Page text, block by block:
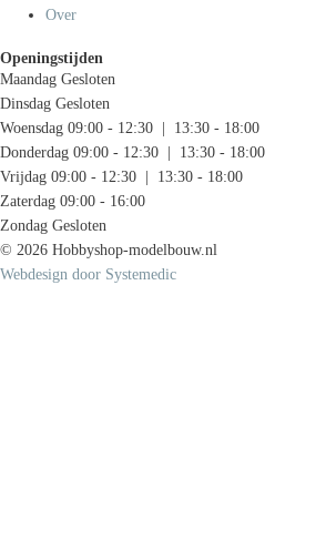
Over
Openingstijden
Maandag Gesloten
Dinsdag Gesloten
Woensdag 09:00 - 12:30 | 13:30 - 18:00
Donderdag 09:00 - 12:30 | 13:30 - 18:00
Vrijdag 09:00 - 12:30 | 13:30 - 18:00
Zaterdag 09:00 - 16:00
Zondag Gesloten
© 2026 Hobbyshop-modelbouw.nl
Webdesign door Systemedic